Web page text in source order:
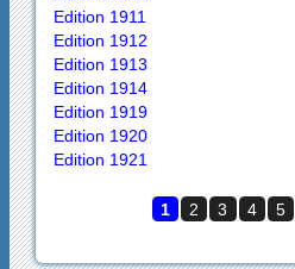
Edition 1911
Edition 1912
Edition 1913
Edition 1914
Edition 1919
Edition 1920
Edition 1921
1 2 3 4 5